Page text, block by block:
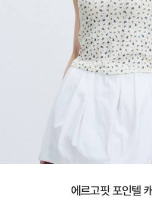
에르고핏 포인텔